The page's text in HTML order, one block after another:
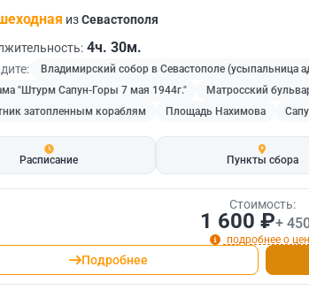
изСевастополя
4ч. 30м.
Владимирский собор в Севастополе (усыпальница
"Штурм Сапун-Горы 7 мая 1944г."
Матросский
затопленным кораблям
Площадь Нахимова
Расписание Пункты сбора
Стоимость:
1 600 ₽+
подробнее о
Подробнее